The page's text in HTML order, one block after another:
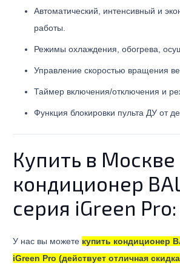
Автоматический, интенсивный и
работы.
Режимы охлаждения, обогрева,
Управление скоростью вращения
Таймер включения/отключения и
Функция блокировки пульта ДУ от
Купить в Москве
кондиционер
серия iGreen Pro:
У нас вы можете купить кондиционер
iGreen Pro (действует отличная